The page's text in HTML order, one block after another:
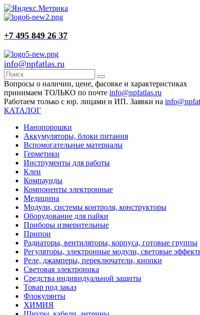
+7 495 849 26 37
info@npfatlas.ru
Вопросы о наличии, цене, фасовке и характеристиках
принимаем ТОЛЬКО по почте info@npfatlas.ru
Работаем только с юр. лицами и ИП. Заявки на
КАТАЛОГ
Нанопорошки
Аккумуляторы, блоки питания
Вспомогательные материалы
Герметики
Инструменты для работы
Клеи
Компаунды
Компоненты электронные
Медицина
Модули, системы контроля, конструкторы
Оборудование для пайки
Приборы измерительные
Припои
Радиаторы, вентиляторы, корпуса, готовые группы
Регуляторы, электронные модули, световые
Реле, джамперы, переключатели, кнопки
Световая электроника
Средства индивидуальной защиты
Товар под заказ
Флокулянты
ХИМИЯ